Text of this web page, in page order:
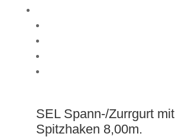
SEL Spann-/Zurrgurt mit
Spitzhaken 8,00m.